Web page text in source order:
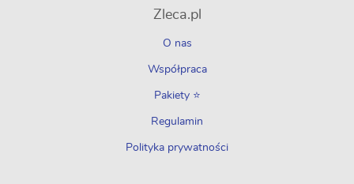
Zleca.pl
O nas
Współpraca
Pakiety ⭐
Regulamin
Polityka prywatności